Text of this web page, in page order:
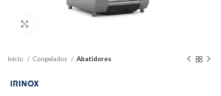
Inicio Congelados Abatidores